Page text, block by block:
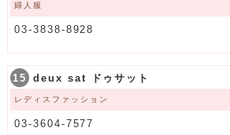
婦人服
03-3838-8928
15 deux sat ドゥサット
レディスファッション
03-3604-7577